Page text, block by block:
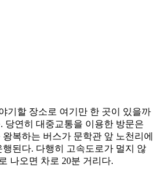
기할 장소로 여기만 한 곳이 있을까
당연히 대중교통을 이용한 방문은
복하는 버스가 문학관 앞 노천리에
된다. 다행히 고속도로가 멀지 않
나오면 차로 20분 거리다.